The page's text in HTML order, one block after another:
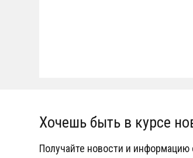
Хочешь быть в курсе
Получайте новости и